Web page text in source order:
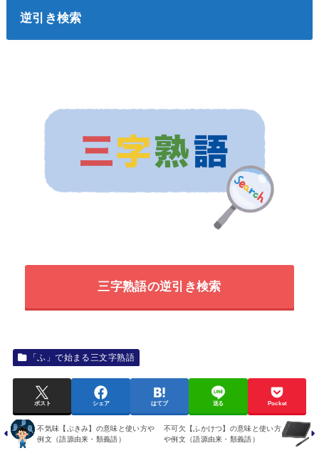
逆引き検索
三字熟語の逆引き検索
「ふ」で始まる三文字熟語
ポスト シェア はてブ 送る Pocket
不気味【ぶきみ】の意味と使い方や
例文（語源由来・類義語）
不可欠【ふかけつ】の意味と使い方
や例文（語源由来・類義語）